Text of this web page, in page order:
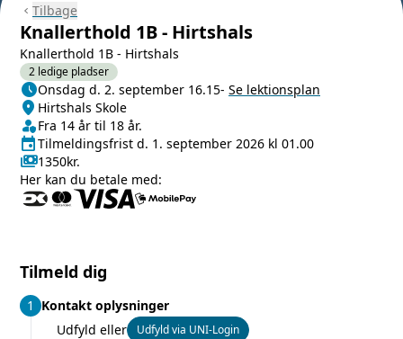
chevron_left Tilbage
Knallerthold 1B - Hirtshals
Knallerthold 1B - Hirtshals
2 ledige pladser
Næste lektion
scheduleOnsdag d. 2. september 16.15- Se lektionsplan
Sted/Adresse
location_on Hirtshals Skole
Klasse/Aldersbegrænsning
person_shieldFra 14 år til 18 år.
Tilmeldingsfrist
eventTilmeldingsfrist d. 1. september 2026 kl 01.00
Pris
payments1350kr.
Her kan du betale med:
Tilmeld dig
1
Kontakt oplysninger
Udfyld eller
Udfyld via UNI-Login